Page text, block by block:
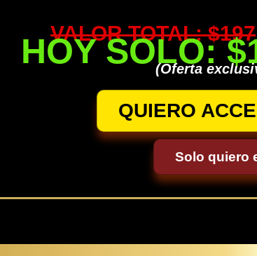
VALOR TOTAL: $197
HOY SOLO:
(Oferta
QUIERO
Solo quiero